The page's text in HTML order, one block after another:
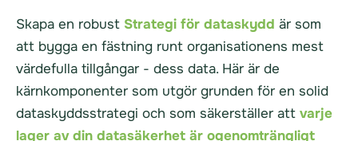
Skapa en robust Strategi för dataskydd är som
att bygga en fästning runt organisationens mest
värdefulla tillgångar - dess data. Här är de
kärnkomponenter som utgör grunden för en solid
dataskyddsstrategi och som säkerställer att varje
lager av din datasäkerhet är ogenomträngligt